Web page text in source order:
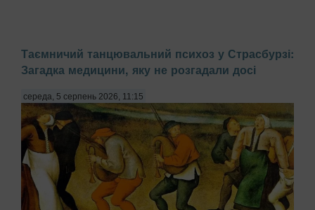
Таємничий танцювальний психоз у Страсбурзі:
Загадка медицини, яку не розгадали досі
середа, 5 серпень 2026, 11:15